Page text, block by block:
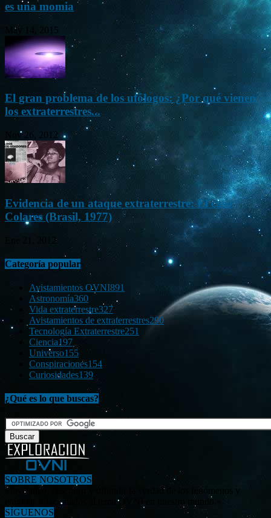
es una momia
May 14, 2015
El gran problema de los ufólogos: ¿Por qué vienen
los extraterrestres...
Nov 26, 2012
Evidencia de un ataque extraterrestre: El caso
Colares (Brasil, 1977)
Ene 21, 2012
Categoría popular
Avistamientos OVNI891
Astronomía360
Vida extraterrestre327
Avistamientos de extraterrestres290
Tecnología Extraterrestre251
Ciencia197
Universo155
Conspiraciones154
Curiosidades139
¿Qué es lo que buscas?
SOBRE NOSOTROS
«Investigar, descubrir y difundir la verdad de los fenómenos y
enigmas relacionados al tema OVNI en nuestro mundo.»
SÍGUENOS